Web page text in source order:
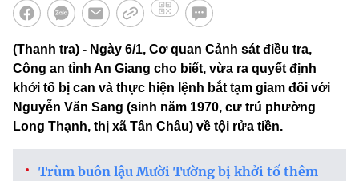
(Thanh tra) - Ngày 6/1, Cơ quan Cảnh sát điều tra,
Công an tỉnh An Giang cho biết, vừa ra quyết định
khởi tố bị can và thực hiện lệnh bắt tạm giam đối với
Nguyễn Văn Sang (sinh năm 1970, cư trú phường
Long Thạnh, thị xã Tân Châu) về tội rửa tiền.
Trùm buôn lậu Mười Tường bị khởi tố thêm